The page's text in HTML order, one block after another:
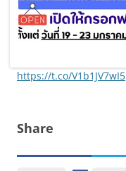
https://t.co/V1b1JV7wI5
Share